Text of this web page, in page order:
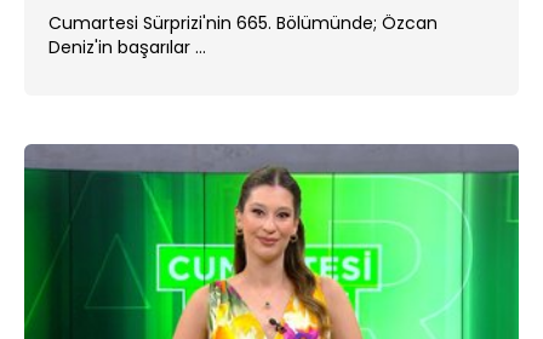
Cumartesi Sürprizi'nin 665. Bölümünde; Özcan
Deniz'in başarılar ...